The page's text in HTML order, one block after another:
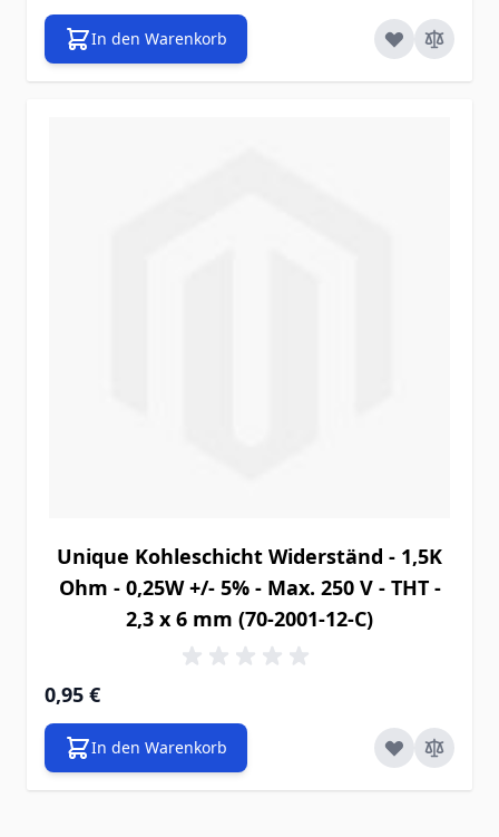
In den Warenkorb
Unique Kohleschicht Widerständ - 1,5K
Ohm - 0,25W +/- 5% - Max. 250 V - THT -
2,3 x 6 mm (70-2001-12-C)
0,95 €
In den Warenkorb